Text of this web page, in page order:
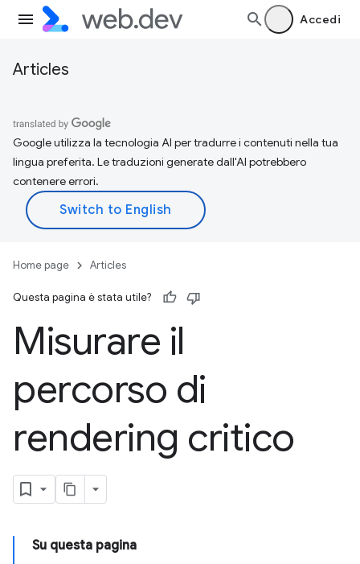
Accedi
Articles
Google utilizza la tecnologia AI per tradurre i contenuti nella tua
lingua preferita. Le traduzioni generate dall'AI potrebbero
contenere errori.
Home page Articles
Questa pagina è stata utile?
Misurare il
percorso di
rendering critico
Su questa pagina